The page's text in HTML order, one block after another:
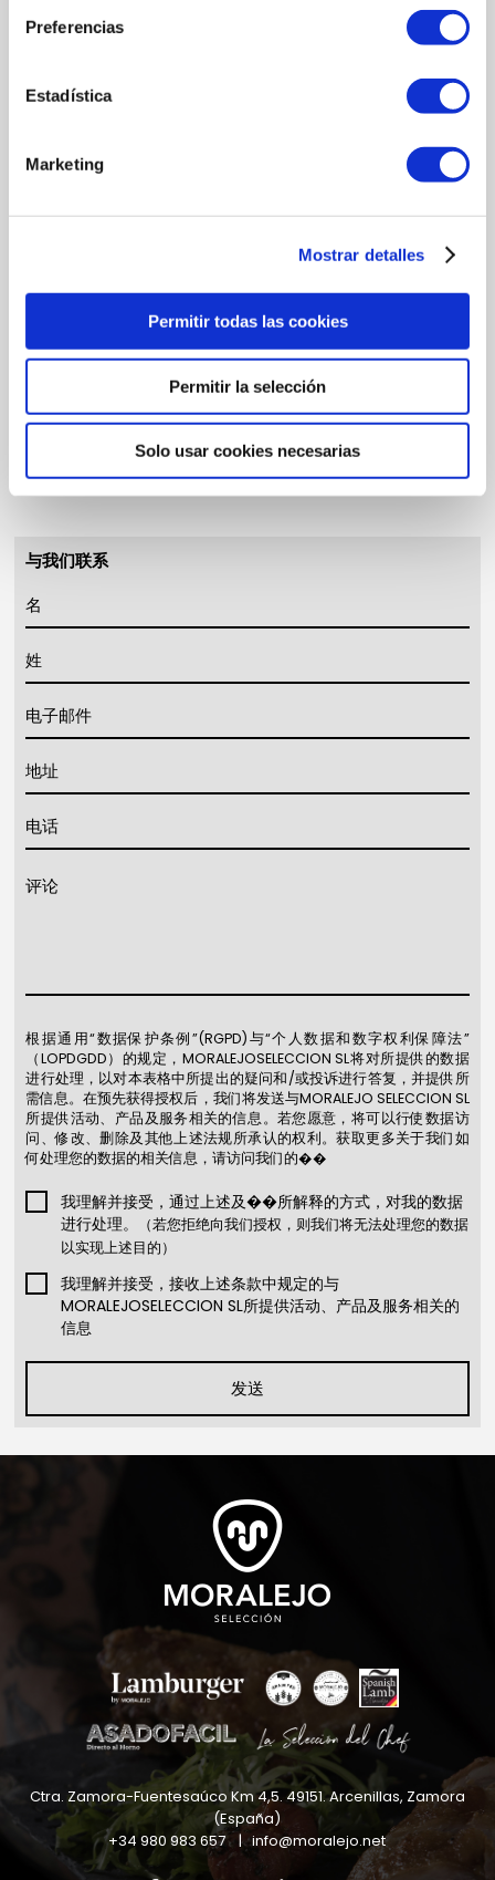
Preferencias
Estadística
Marketing
Mostrar detalles
Permitir todas las cookies
Permitir la selección
Solo usar cookies necesarias
（LOPDGDD）的规定，MORALEJOSELECCION SL将对所提供的数据
进行处理，以管理开放选择流程并为您提供参与的机会。在该情况
下，我们会将您的个人数据提供给其余MORALEJO SELECCION SL的代
您愿意，将可以行使数据访问、修改、删除及其他上述法规所承认的
权利。获取更多关于我们如何处理您的数据的相关信息，请访问我们
我理解并接受
，通过上述及��所解释的方式，对我的数据
以实现上述目的）
，将我的数据转交给公司的成员机构
我理解并接受，通过个人电子邮件接收来自任何公司成员机
构所发布的工作机会信息
我理解并接受，接收上述条款中规定的与
发送
与我们联系
根据通用“数据保护条例”(RGPD)与“个人数据和数字权利保障法”
（LOPDGDD）的规定，MORALEJOSELECCION SL将对所提供的数据
进行处理，以对本表格中所提出的疑问和/或投诉进行答复，并提供所
需信息。在预先获得授权后，我们将发送与MORALEJO SELECCION SL
所提供活动、产品及服务相关的信息。若您愿意，将可以行使数据访
问、修改、删除及其他上述法规所承认的权利。获取更多关于我们如
何处理您的数据的相关信息，请访问我们的��
我理解并接受 ，通过上述及��所解释的方式，对我的数据
进行处理。
（若您拒绝向我们授权，则我们将无法处理您的数据
以实现上述目的）
我理解并接受 ，接收上述条款中规定的与
MORALEJOSELECCION SL所提供活动、产品及服务相关的
信息
发送
Ctra. Zamora-Fuentesaúco Km 4,5. 49151.Arcenillas, Zamora
(España)
+34 980 983 657|info@moralejo.net